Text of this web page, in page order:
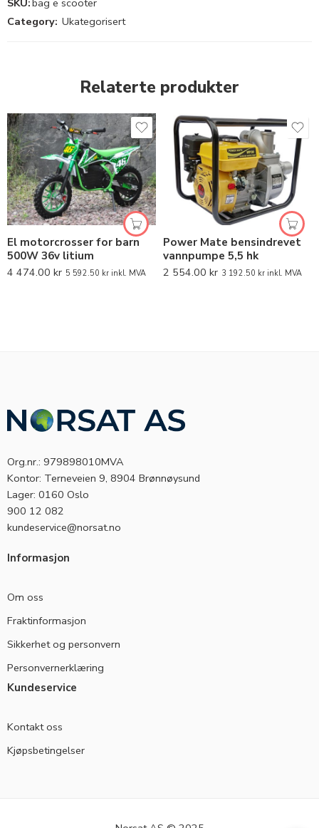
Category: Ukategorisert
Relaterte produkter
El motorcrosser for barn
500W 36v litium
4 474.00 kr 5 592.50 kr inkl. MVA
Power Mate bensindrevet
vannpumpe 5,5 hk
2 554.00 kr 3 192.50 kr inkl. MVA
Org.nr.: 979898010MVA
Kontor: Terneveien 9, 8904 Brønnøysund
Lager: 0160 Oslo
900 12 082
kundeservice@norsat.no
Informasjon
Om oss
Fraktinformasjon
Sikkerhet og personvern
Personvernerklæring
Kundeservice
Kontakt oss
Kjøpsbetingelser